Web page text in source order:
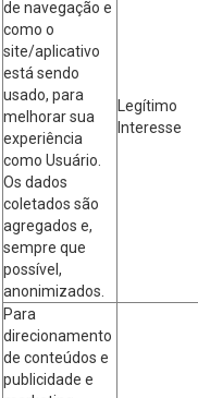
de navegação e
como o
site/aplicativo
está sendo
usado, para
melhorar sua
experiência
como Usuário.
Os dados
coletados são
agregados e,
sempre que
possível,
anonimizados.
Legítimo
Interesse
Para
direcionamento
de conteúdos e
publicidade e